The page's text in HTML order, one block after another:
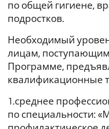
по общей гигиене,
подростков.
Необходимый
лицам,
Программе,
квалификационные
1.среднее
по специальности: